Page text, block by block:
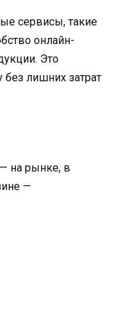
сервисы, такие
онлайн-
Это
лишних затрат
на рынке, в
—